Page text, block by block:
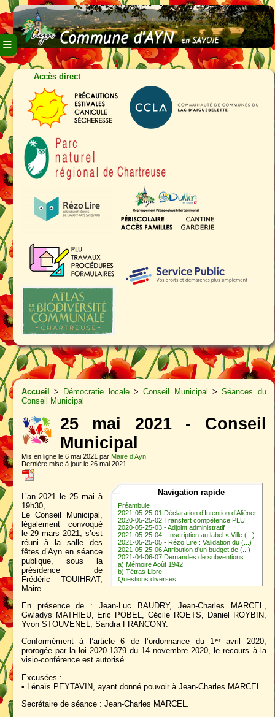
≡
Accès direct
Accueil > Démocratie locale>Conseil Municipal >Séances du
Conseil Municipal
25 mai 2021 - Conseil
Municipal
Mis en ligne le 6 mai 2021 par Maire d’Ayn
Dernière mise à jour le 26 mai 2021
Navigation rapide
Préambule
2021-05-25-01 Déclaration d’Intention d’Aliéner
2020-05-25-02 Transfert compétence PLU
2020-05-25-03 - Adjoint administratif
2021-05-25-04 - Inscription au label « Ville (...)
2021-05-25-05 - Rézo Lire : Validation du (...)
2021-05-25-06 Attribution d’un budget de (...)
2021-04-06-07 Demandes de subventions
a) Mémoire Août 1942
b) Tétras Libre
Questions diverses
L’an 2021 le 25 mai à
19h30,
Le Conseil Municipal,
légalement convoqué
le 29 mars 2021, s’est
réuni à la salle des
fêtes d’Ayn en séance
publique, sous la
présidence de
Frédéric TOUIHRAT,
Maire.
En présence de : Jean-Luc BAUDRY, Jean-Charles MARCEL,
Gwladys MATHIEU, Eric POBEL, Cécile ROETS, Daniel ROYBIN,
Yvon STOUVENEL, Sandra FRANCONY.
Conformément à l’article 6 de l’ordonnance du 1eravril 2020,
prorogée par la loi 2020-1379 du 14 novembre 2020, le recours à la
visio-conférence est autorisé.
Excusées :
• Lénaïs PEYTAVIN, ayant donné pouvoir à Jean-Charles MARCEL
Secrétaire de séance : Jean-Charles MARCEL.